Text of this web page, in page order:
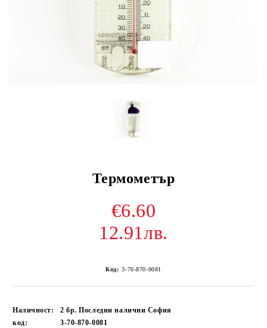
Термометър
€6.60
12.91лв.
Код: 3-70-870-0081
Наличност:
2 бр. Последни налични София
код:
3-70-870-0081